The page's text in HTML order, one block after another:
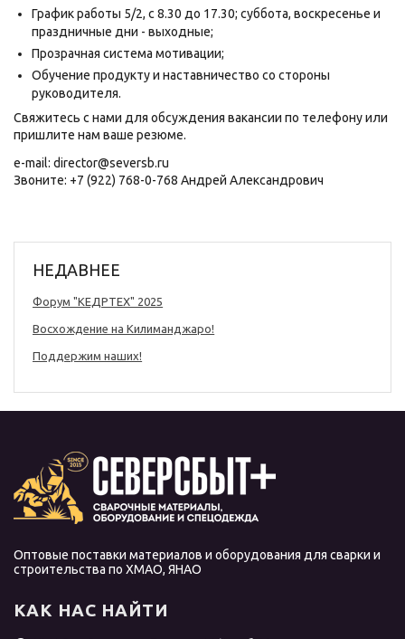
График работы 5/2, с 8.30 до 17.30; суббота, воскресенье и
праздничные дни - выходные;
Прозрачная система мотивации;
Обучение продукту и наставничество со стороны
руководителя.
Свяжитесь с нами для обсуждения вакансии по телефону или
пришлите нам ваше резюме.
e-mail: director@seversb.ru
Звоните: +7 (922) 768-0-768 Андрей Александрович
НЕДАВНЕЕ
Форум "КЕДРТЕХ" 2025
Восхождение на Килиманджаро!
Поддержим наших!
Оптовые поставки материалов и оборудования для сварки и
строительства по ХМАО, ЯНАО
КАК НАС НАЙТИ